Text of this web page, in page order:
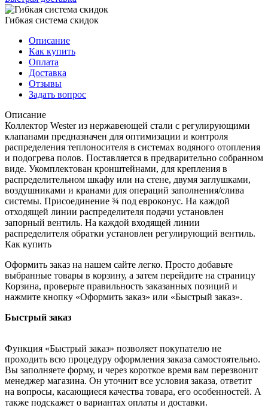
Гибкая система скидок
Описание
Как купить
Оплата
Доставка
Отзывы
Задать вопрос
Описание
Коллектор Wester из нержавеющей стали с регулирующими
клапанами предназначен для оптимизации и контроля
распределения теплоносителя в системах водяного отопления
и подогрева полов. Поставляется в предварительно собранном
виде. Укомплектован кронштейнами, для крепления в
распределительном шкафу или на стене, двумя заглушками,
воздушниками и кранами для операций заполнения/слива
системы. Присоединение ¾ под евроконус. На каждой
отходящей линии распределителя подачи установлен
запорный вентиль. На каждой входящей линии
распределителя обратки установлен регулирующий вентиль.
Как купить
Оформить заказ на нашем сайте легко. Просто добавьте
выбранные товары в корзину, а затем перейдите на страницу
Корзина, проверьте правильность заказанных позиций и
нажмите кнопку «Оформить заказ» или «Быстрый заказ».
Быстрый заказ
Функция «Быстрый заказ» позволяет покупателю не
проходить всю процедуру оформления заказа самостоятельно.
Вы заполняете форму, и через короткое время вам перезвонит
менеджер магазина. Он уточнит все условия заказа, ответит
на вопросы, касающиеся качества товара, его особенностей. А
также подскажет о вариантах оплаты и доставки.